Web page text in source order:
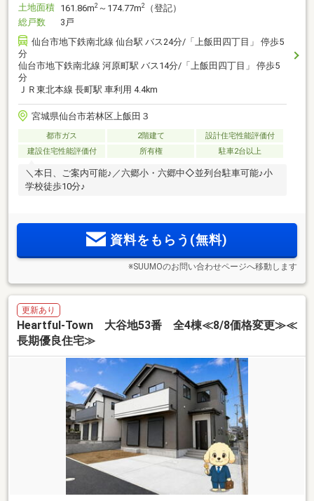
土地面積 161.86m2 ～174.77m2
（登記）
総戸数
3戸
仙台市地下鉄南北線 仙台駅 バス24分/「上飯田四丁目」 停歩5
分
仙台市地下鉄南北線 河原町駅 バス14分/「上飯田四丁目」 停歩5
分
ＪＲ東北本線 長町駅 車利用 4.4km
宮城県仙台市若林区上飯田３
都市ガス 2階建て
設計住宅性能評価付
建設住宅性能評価付
所有権 駐車2台以上
＼本日、ご案内可能♪／六郷小・六郷中◇並列台駐車可能♪小
学校徒歩10分♪
資料をもらう(無料)
※SUUMOのお問い合わせページへ移動します
更新あり
Heartful-Town 大谷地53番 全4棟≪8/8価格変更≫≪
長期優良住宅≫